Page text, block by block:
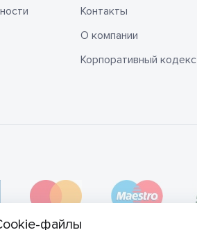
Контакты
О компании
Корпоративный кодекс